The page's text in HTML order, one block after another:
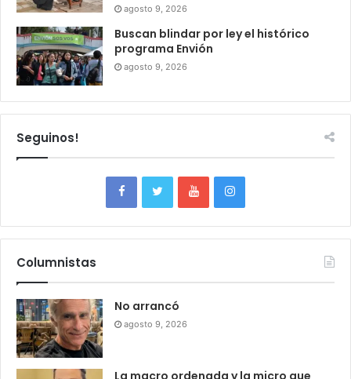
agosto 9, 2026
Buscan blindar por ley el histórico
programa Envión
agosto 9, 2026
Seguinos!
Columnistas
No arrancó
agosto 9, 2026